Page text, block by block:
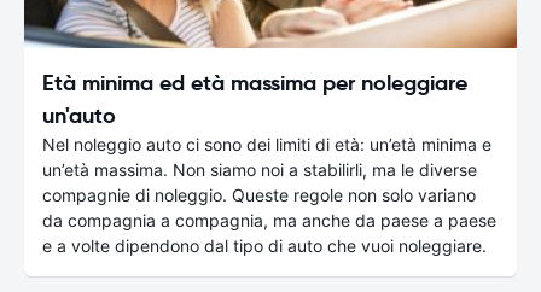
Età minima ed età massima per noleggiare
un'auto
Nel noleggio auto ci sono dei limiti di età: un’età minima e
un’età massima. Non siamo noi a stabilirli, ma le diverse
compagnie di noleggio. Queste regole non solo variano
da compagnia a compagnia, ma anche da paese a paese
e a volte dipendono dal tipo di auto che vuoi noleggiare.